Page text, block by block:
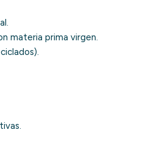
materia prima virgen.